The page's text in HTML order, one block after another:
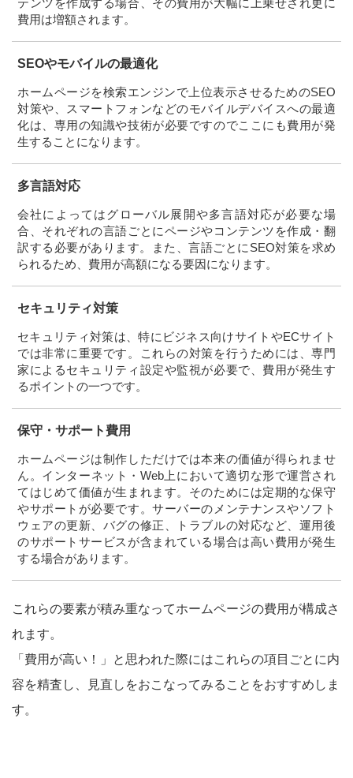
テンツを作成する場合、その費用が大幅に上乗せされ更に
費用は増額されます。
SEOやモバイルの最適化
ホームページを検索エンジンで上位表示させるためのSEO
対策や、スマートフォンなどのモバイルデバイスへの最適
化は、専用の知識や技術が必要ですのでここにも費用が発
生することになります。
多言語対応
会社によってはグローバル展開や多言語対応が必要な場
合、それぞれの言語ごとにページやコンテンツを作成・翻
訳する必要があります。また、言語ごとにSEO対策を求め
られるため、費用が高額になる要因になります。
セキュリティ対策
セキュリティ対策は、特にビジネス向けサイトやECサイト
では非常に重要です。これらの対策を行うためには、専門
家によるセキュリティ設定や監視が必要で、費用が発生す
るポイントの一つです。
保守・サポート費用
ホームページは制作しただけでは本来の価値が得られませ
ん。インターネット・Web上において適切な形で運営され
てはじめて価値が生まれます。そのためには定期的な保守
やサポートが必要です。サーバーのメンテナンスやソフト
ウェアの更新、バグの修正、トラブルの対応など、運用後
のサポートサービスが含まれている場合は高い費用が発生
する場合があります。
これらの要素が積み重なってホームページの費用が構成さ
れます。
「費用が高い！」と思われた際にはこれらの項目ごとに内
容を精査し、見直しをおこなってみることをおすすめしま
す。